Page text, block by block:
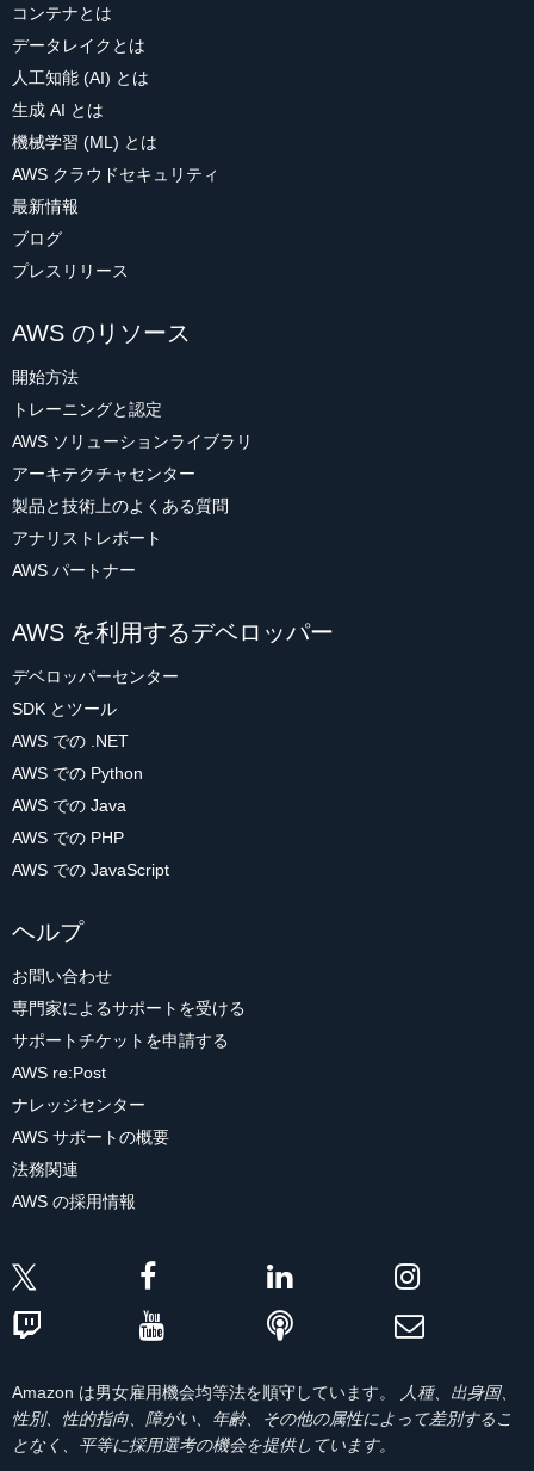
コンテナとは
データレイクとは
人工知能 (AI) とは
生成 AI とは
機械学習 (ML) とは
AWS クラウドセキュリティ
最新情報
ブログ
プレスリリース
AWS のリソース
開始方法
トレーニングと認定
AWS ソリューションライブラリ
アーキテクチャセンター
製品と技術上のよくある質問
アナリストレポート
AWS パートナー
AWS を利用するデベロッパー
デベロッパーセンター
SDK とツール
AWS での .NET
AWS での Python
AWS での Java
AWS での PHP
AWS での JavaScript
ヘルプ
お問い合わせ
専門家によるサポートを受ける
サポートチケットを申請する
AWS re:Post
ナレッジセンター
AWS サポートの概要
法務関連
AWS の採用情報
Amazon は男女雇用機会均等法を順守しています。
人種、出身国、
性別、性的指向、障がい、年齢、その他の属性によって差別するこ
となく、平等に採用選考の機会を提供しています。